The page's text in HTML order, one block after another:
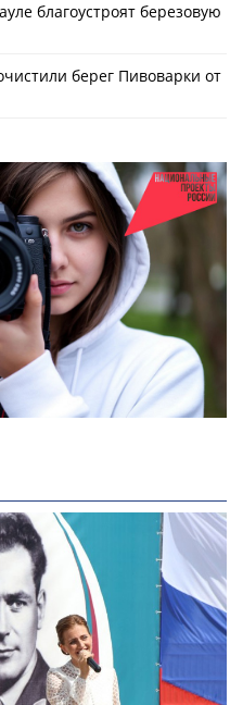
благоустроят березовую
берег Пивоварки от